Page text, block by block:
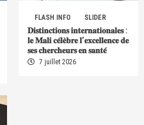
FLASH INFO SLIDER
𝐃𝐢𝐬𝐭𝐢𝐧𝐜𝐭𝐢𝐨𝐧𝐬 𝐢𝐧𝐭𝐞𝐫𝐧𝐚𝐭𝐢𝐨𝐧𝐚𝐥𝐞𝐬 :
𝐥𝐞 𝐌𝐚𝐥𝐢 𝐜𝐞́𝐥𝐞̀𝐛𝐫𝐞 𝐥’𝐞𝐱𝐜𝐞𝐥𝐥𝐞𝐧𝐜𝐞 𝐝𝐞
𝐬𝐞𝐬 𝐜𝐡𝐞𝐫𝐜𝐡𝐞𝐮𝐫𝐬 𝐞𝐧 𝐬𝐚𝐧𝐭𝐞́
7 juillet 2026